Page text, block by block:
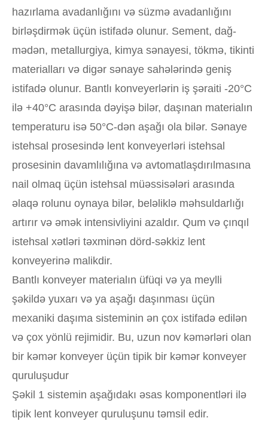
hazırlama avadanlığını və süzmə avadanlığını
birləşdirmək üçün istifadə olunur. Sement, dağ-
mədən, metallurgiya, kimya sənayesi, tökmə, tikinti
materialları və digər sənaye sahələrində geniş
istifadə olunur. Bantlı konveyerlərin iş şəraiti -20°C
ilə +40°C arasında dəyişə bilər, daşınan materialın
temperaturu isə 50°C-dən aşağı ola bilər. Sənaye
istehsal prosesində lent konveyerləri istehsal
prosesinin davamlılığına və avtomatlaşdırılmasına
nail olmaq üçün istehsal müəssisələri arasında
əlaqə rolunu oynaya bilər, beləliklə məhsuldarlığı
artırır və əmək intensivliyini azaldır. Qum və çınqıl
istehsal xətləri təxminən dörd-səkkiz lent
konveyerinə malikdir.
Bantlı konveyer materialın üfüqi və ya meylli
şəkildə yuxarı və ya aşağı daşınması üçün
mexaniki daşıma sisteminin ən çox istifadə edilən
və çox yönlü rejimidir. Bu, uzun nov kəmərləri olan
bir kəmər konveyer üçün tipik bir kəmər konveyer
quruluşudur
Şəkil 1 sistemin aşağıdakı əsas komponentləri ilə
tipik lent konveyer quruluşunu təmsil edir.